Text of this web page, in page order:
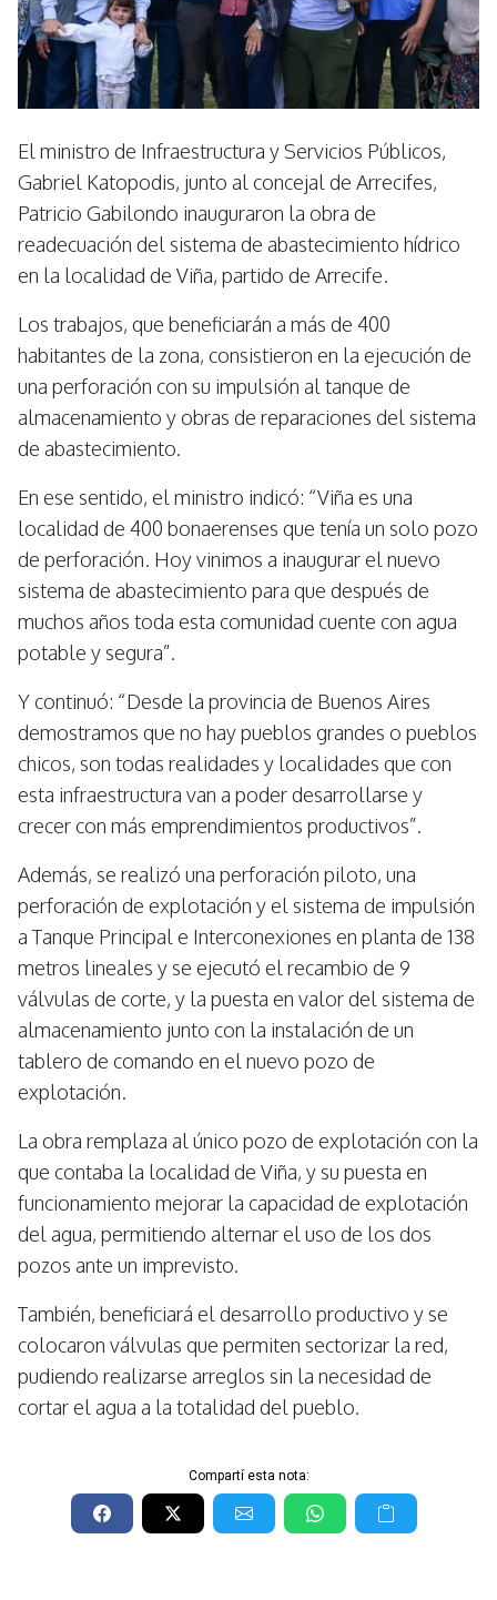
El ministro de Infraestructura y Servicios Públicos,
Gabriel Katopodis, junto al concejal de Arrecifes,
Patricio Gabilondo inauguraron la obra de
readecuación del sistema de abastecimiento hídrico
en la localidad de Viña, partido de Arrecife.
Los trabajos, que beneficiarán a más de 400
habitantes de la zona, consistieron en la ejecución de
una perforación con su impulsión al tanque de
almacenamiento y obras de reparaciones del sistema
de abastecimiento.
En ese sentido, el ministro indicó: “Viña es una
localidad de 400 bonaerenses que tenía un solo pozo
de perforación. Hoy vinimos a inaugurar el nuevo
sistema de abastecimiento para que después de
muchos años toda esta comunidad cuente con agua
potable y segura”.
Y continuó: “Desde la provincia de Buenos Aires
demostramos que no hay pueblos grandes o pueblos
chicos, son todas realidades y localidades que con
esta infraestructura van a poder desarrollarse y
crecer con más emprendimientos productivos”.
Además, se realizó una perforación piloto, una
perforación de explotación y el sistema de impulsión
a Tanque Principal e Interconexiones en planta de 138
metros lineales y se ejecutó el recambio de 9
válvulas de corte, y la puesta en valor del sistema de
almacenamiento junto con la instalación de un
tablero de comando en el nuevo pozo de
explotación.
La obra remplaza al único pozo de explotación con la
que contaba la localidad de Viña, y su puesta en
funcionamiento mejorar la capacidad de explotación
del agua, permitiendo alternar el uso de los dos
pozos ante un imprevisto.
También, beneficiará el desarrollo productivo y se
colocaron válvulas que permiten sectorizar la red,
pudiendo realizarse arreglos sin la necesidad de
cortar el agua a la totalidad del pueblo.
Compartí esta nota: